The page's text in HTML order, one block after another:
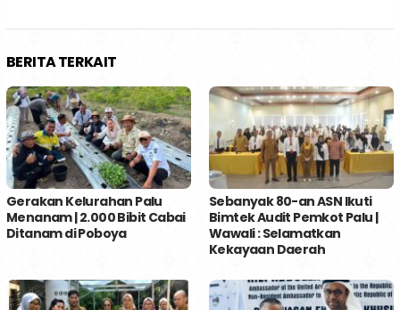
BERITA TERKAIT
Gerakan Kelurahan Palu
Menanam | 2.000 Bibit Cabai
Ditanam di Poboya
Sebanyak 80-an ASN Ikuti
Bimtek Audit Pemkot Palu |
Wawali : Selamatkan
Kekayaan Daerah